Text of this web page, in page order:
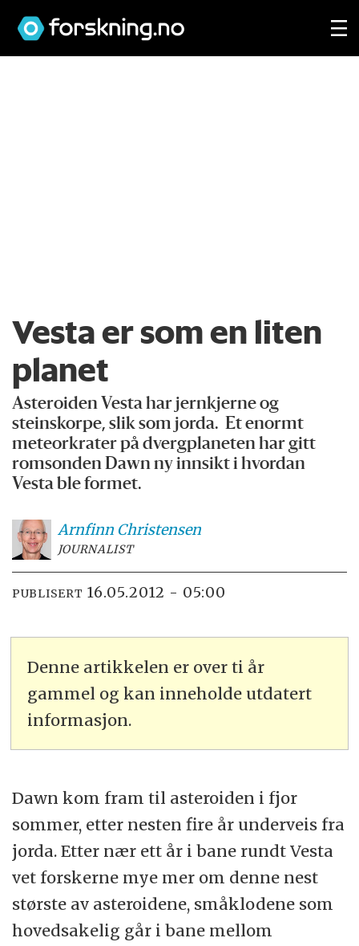
Vesta er som en liten
planet
Asteroiden Vesta har jernkjerne og
steinskorpe, slik som jorda. Et enormt
meteorkrater på dvergplaneten har gitt
romsonden Dawn ny innsikt i hvordan
Vesta ble formet.
Arnfinn Christensen
JOURNALIST
PUBLISERT 16.05.2012 - 05:00
Denne artikkelen er over ti år
gammel og kan inneholde utdatert
informasjon.
Dawn kom fram til asteroiden i fjor
sommer, etter nesten fire år underveis fra
jorda. Etter nær ett år i bane rundt Vesta
vet forskerne mye mer om denne nest
største av asteroidene, småklodene som
hovedsakelig går i bane mellom